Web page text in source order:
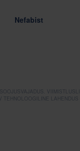
Lepinguline logistika
tõhususe
Optimeeritud
Nefabist
töötamine
LAHENDUS